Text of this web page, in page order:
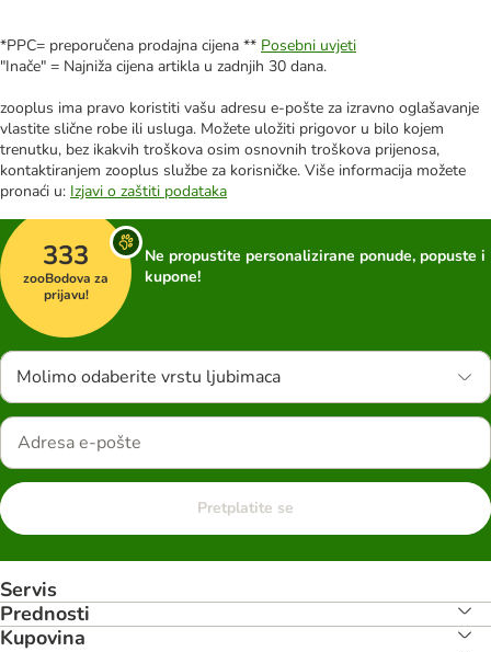
*PPC= preporučena prodajna cijena ** Posebni uvjeti
"Inače" = Najniža cijena artikla u zadnjih 30 dana.
zooplus ima pravo koristiti vašu adresu e-pošte za izravno oglašavanje
vlastite slične robe ili usluga. Možete uložiti prigovor u bilo kojem
trenutku, bez ikakvih troškova osim osnovnih troškova prijenosa,
kontaktiranjem zooplus službe za korisničke. Više informacija možete
pronaći u: Izjavi o zaštiti podataka
333
zooBodova za
prijavu!
Ne propustite personalizirane ponude, popuste i
kupone!
Molimo odaberite vrstu ljubimaca
Pretplatite se
Servis
Prednosti
Kupovina